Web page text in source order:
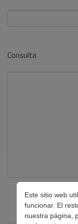
Este sitio web
funcionar. El
nuestra página,
Consulta